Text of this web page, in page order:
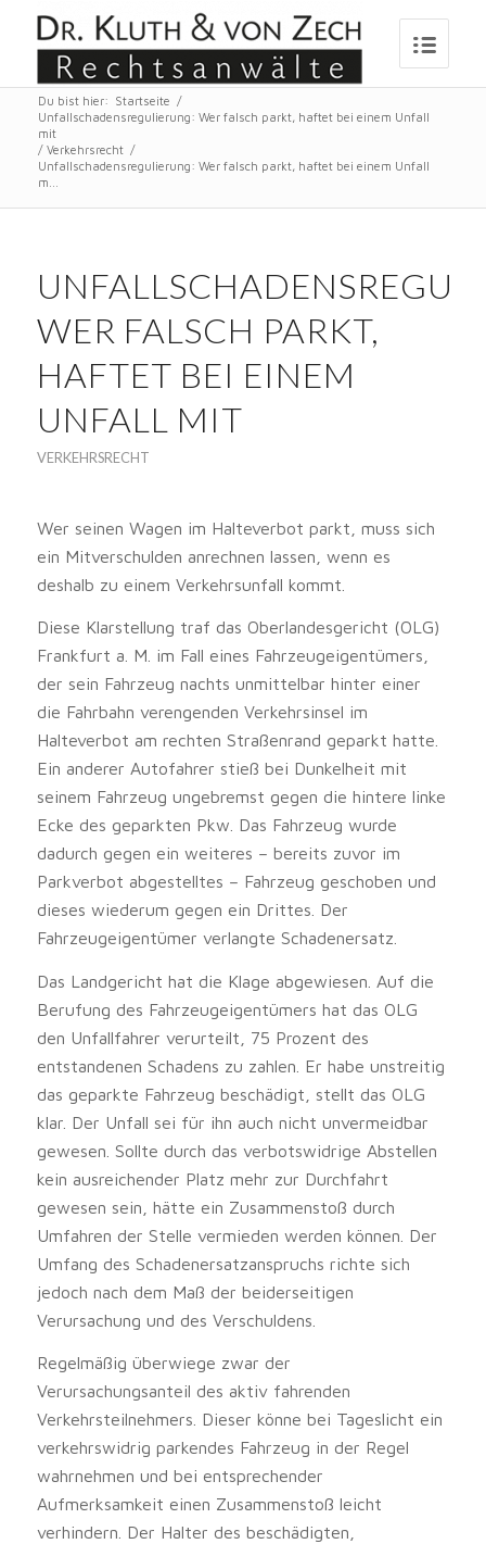
Du bist hier: Startseite
/
Unfallschadensregulierung: Wer falsch parkt, haftet bei einem Unfall
mit
/ Verkehrsrecht /
Unfallschadensregulierung: Wer falsch parkt, haftet bei einem Unfall
m...
WER FALSCH PARKT,
HAFTET BEI EINEM
UNFALL MIT
VERKEHRSRECHT
Wer seinen Wagen im Halteverbot parkt, muss sich
ein Mitverschulden anrechnen lassen, wenn es
deshalb zu einem Verkehrsunfall kommt.
Diese Klarstellung traf das Oberlandesgericht (OLG)
Frankfurt a. M. im Fall eines Fahrzeugeigentümers,
der sein Fahrzeug nachts unmittelbar hinter einer
die Fahrbahn verengenden Verkehrsinsel im
Halteverbot am rechten Straßenrand geparkt hatte.
Ein anderer Autofahrer stieß bei Dunkelheit mit
seinem Fahrzeug ungebremst gegen die hintere linke
Ecke des geparkten Pkw. Das Fahrzeug wurde
dadurch gegen ein weiteres – bereits zuvor im
Parkverbot abgestelltes – Fahrzeug geschoben und
dieses wiederum gegen ein Drittes. Der
Fahrzeugeigentümer verlangte Schadenersatz.
Das Landgericht hat die Klage abgewiesen. Auf die
Berufung des Fahrzeugeigentümers hat das OLG
den Unfallfahrer verurteilt, 75 Prozent des
entstandenen Schadens zu zahlen. Er habe unstreitig
das geparkte Fahrzeug beschädigt, stellt das OLG
klar. Der Unfall sei für ihn auch nicht unvermeidbar
gewesen. Sollte durch das verbotswidrige Abstellen
kein ausreichender Platz mehr zur Durchfahrt
gewesen sein, hätte ein Zusammenstoß durch
Umfahren der Stelle vermieden werden können. Der
Umfang des Schadenersatzanspruchs richte sich
jedoch nach dem Maß der beiderseitigen
Verursachung und des Verschuldens.
Regelmäßig überwiege zwar der
Verursachungsanteil des aktiv fahrenden
Verkehrsteilnehmers. Dieser könne bei Tageslicht ein
verkehrswidrig parkendes Fahrzeug in der Regel
wahrnehmen und bei entsprechender
Aufmerksamkeit einen Zusammenstoß leicht
verhindern. Der Halter des beschädigten,